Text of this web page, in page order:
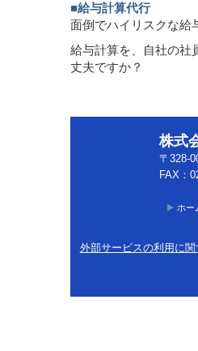
■給与計算代行
面倒でハイリスクな給
給与計算を、自社の社
丈夫ですか？
株式
〒328-
FAX：
ホー
外部サービスの利用に